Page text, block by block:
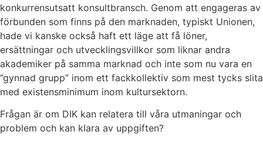
konkurrensutsatt konsultbransch. Genom att engageras av
förbunden som finns på den marknaden, typiskt Unionen,
hade vi kanske också haft ett läge att få löner,
ersättningar och utvecklingsvillkor som liknar andra
akademiker på samma marknad och inte som nu vara en
”gynnad grupp” inom ett fackkollektiv som mest tycks slita
med existensminimum inom kultursektorn.
Frågan är om DIK kan relatera till våra utmaningar och
problem och kan klara av uppgiften?